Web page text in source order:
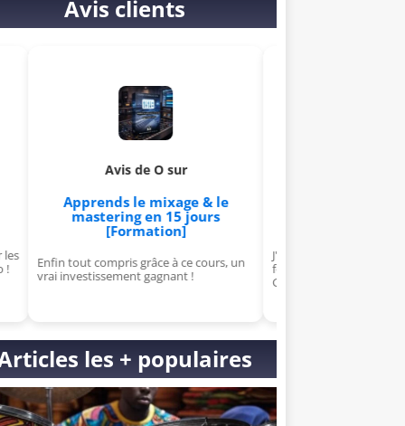
Avis clients
Avis de O sur
le mixage & le
mastering en 15 jours
[Formation]
compris grâce à ce cours, un
gagnant !
Apprends à créer et à
J'avais peur du sound design, mais ta
formation VST m'a rendu confiant.
les + populaires